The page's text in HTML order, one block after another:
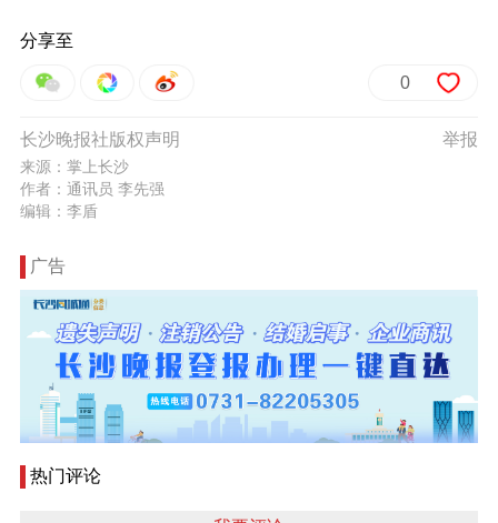
分享至
0
举报
长沙晚报社版权声明
来源：掌上长沙
作者：通讯员 李先强
编辑：李盾
广告
热门评论